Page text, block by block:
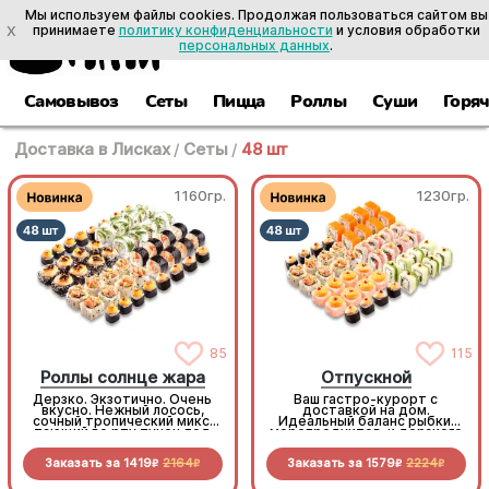
Самовывоз Сеты Пицца Роллы Суши
Доставка в Лисках / Сеты / 48 шт
1160гр.
85
Роллы солнце жара
Дерзко. Экзотично. Очень
вкусно. Нежный лосось,
сочный тропический микс,
тающий во рту тунец под
вкуса на максимуме!
Заказать за 1419R 2164R
1230гр.
115
Отпускной
Ваш гастро-курорт с
доставкой на дом.
Идеальный баланс рыбки,
морепродуктов и дерзкого
беконом. Расслабьтесь и
отдыхайте, мы всё
Заказать за 1579R 2224R
X
Мы используем файлы cookies. Продолжая пользоваться сайтом вы
принимаете политику конфиденциальности и условия обработки
персональных данных.